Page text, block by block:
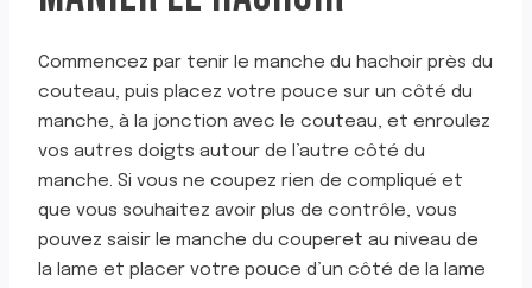
Commencez par tenir le manche du hachoir près du
couteau, puis placez votre pouce sur un côté du
manche, à la jonction avec le couteau, et enroulez
vos autres doigts autour de l’autre côté du
manche. Si vous ne coupez rien de compliqué et
que vous souhaitez avoir plus de contrôle, vous
pouvez saisir le manche du couperet au niveau de
la lame et placer votre pouce d’un côté de la lame